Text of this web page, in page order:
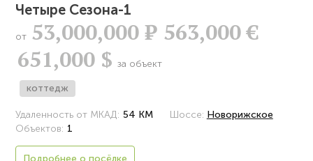
Четыре Сезона-1
от 53,000,000Р 563,000 €
651,000 $ за объект
коттедж
Удаленность от МКАД: 54 КМ Шоссе: Новорижское
Объектов: 1
Подробнее о посёлке